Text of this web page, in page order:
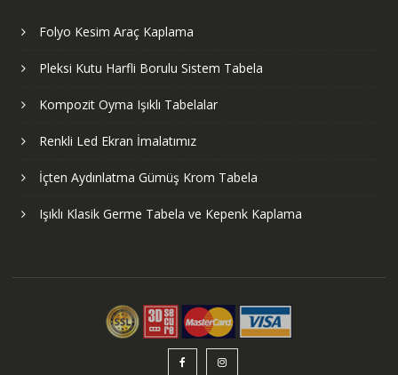
Folyo Kesim Araç Kaplama
Pleksi Kutu Harfli Borulu Sistem Tabela
Kompozit Oyma Işıklı Tabelalar
Renkli Led Ekran İmalatımız
İçten Aydınlatma Gümüş Krom Tabela
Işıklı Klasik Germe Tabela ve Kepenk Kaplama